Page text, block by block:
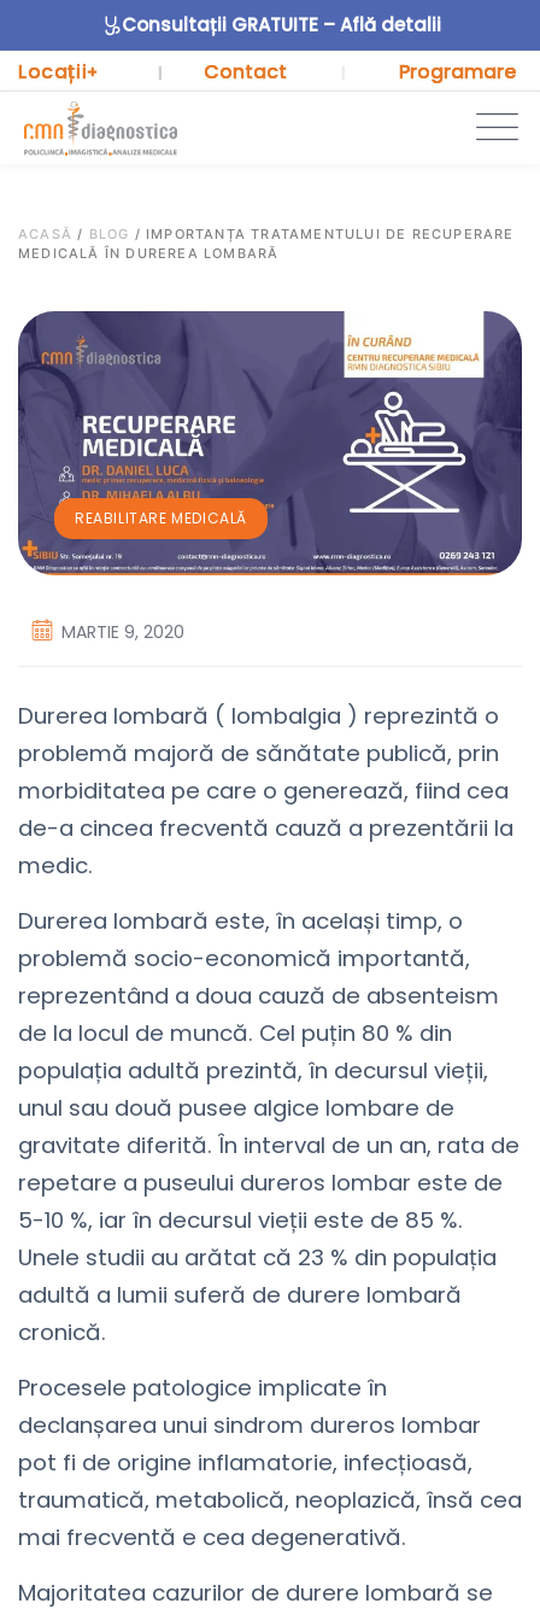
Consultații GRATUITE – Află detalii
Locații+ | Contact Programare
ACASĂ / BLOG / IMPORTANȚA TRATAMENTULUI DE RECUPERARE
MEDICALĂ ÎN DUREREA LOMBARĂ
REABILITARE MEDICALĂ
MARTIE 9, 2020
Durerea lombară ( lombalgia ) reprezintă o
problemă majoră de sănătate publică, prin
morbiditatea pe care o generează, fiind cea
de-a cincea frecventă cauză a prezentării la
medic.
Durerea lombară este, în același timp, o
problemă socio-economică importantă,
reprezentând a doua cauză de absenteism
de la locul de muncă. Cel puțin 80 % din
populația adultă prezintă, în decursul vieții,
unul sau două pusee algice lombare de
gravitate diferită. În interval de un an, rata de
repetare a puseului dureros lombar este de
5-10 %, iar în decursul vieții este de 85 %.
Unele studii au arătat că 23 % din populația
adultă a lumii suferă de durere lombară
cronică.
Procesele patologice implicate în
declanșarea unui sindrom dureros lombar
pot fi de origine inflamatorie, infecțioasă,
traumatică, metabolică, neoplazică, însă cea
mai frecventă e cea degenerativă.
Majoritatea cazurilor de durere lombară se